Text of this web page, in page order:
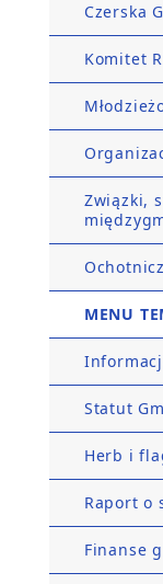
Czerska
Komitet
Związki,
MENU
Statut
Herb i
Raport o
Finanse